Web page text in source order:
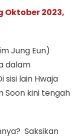
Oktober 2023,
Jung Eun)
dalam
lain Hwaja
Soon kini tengah
Saksikan